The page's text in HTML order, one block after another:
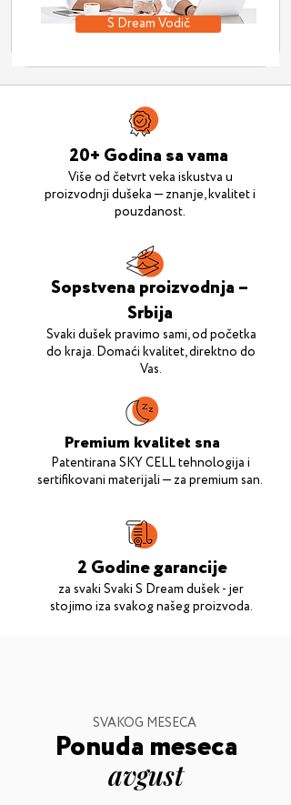
S Dream Vodič
20+ Godina sa vama
Više od četvrt veka iskustva u
proizvodnji dušeka — znanje, kvalitet i
pouzdanost.
Sopstvena proizvodnja –
Srbija
Svaki dušek pravimo sami, od početka
do kraja. Domaći kvalitet, direktno do
Vas.
Premium kvalitet sna
Patentirana SKY CELL tehnologija i
sertifikovani materijali — za premium san.
2 Godine garancije
za svaki Svaki S Dream dušek - jer
stojimo iza svakog našeg proizvoda.
SVAKOG MESECA
Ponuda meseca
avgust